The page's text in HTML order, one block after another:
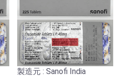
製造元 : Sanofi India